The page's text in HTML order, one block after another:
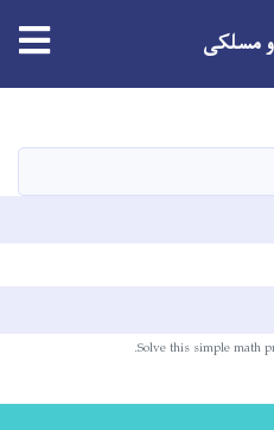
content
و مسلکی
Solve this simple math